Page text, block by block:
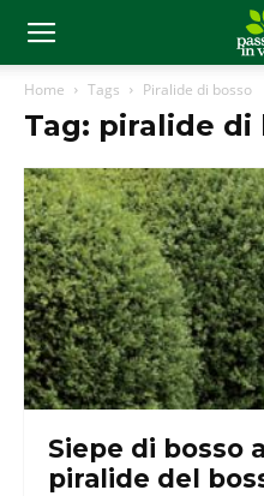
Home Tags Piralide di bosso
Tag: piralide di
Siepe di bosso
piralide del